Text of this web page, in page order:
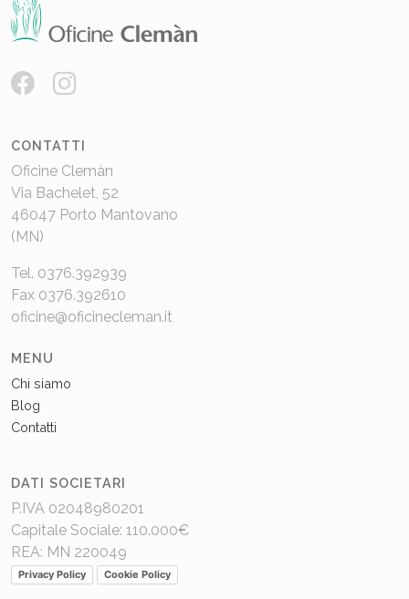
CONTATTI
Oficine Clemàn
Via Bachelet, 52
46047 Porto Mantovano
(MN)
Tel. 0376.392939
Fax 0376.392610
oficine@oficinecleman.it
MENU
Chi siamo
Blog
Contatti
DATI SOCIETARI
P.IVA 02048980201
Capitale Sociale: 110.000€
REA: MN 220049
Privacy Policy Cookie Policy